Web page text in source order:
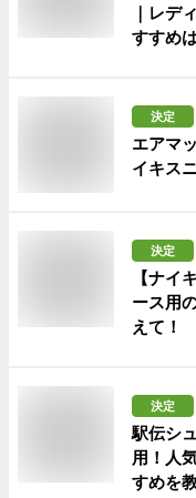
｜レデ
すすめ
決定
エアマ
イキス
決定
【ナイ
ース用
えて！
決定
駅伝シ
用！人
すめを